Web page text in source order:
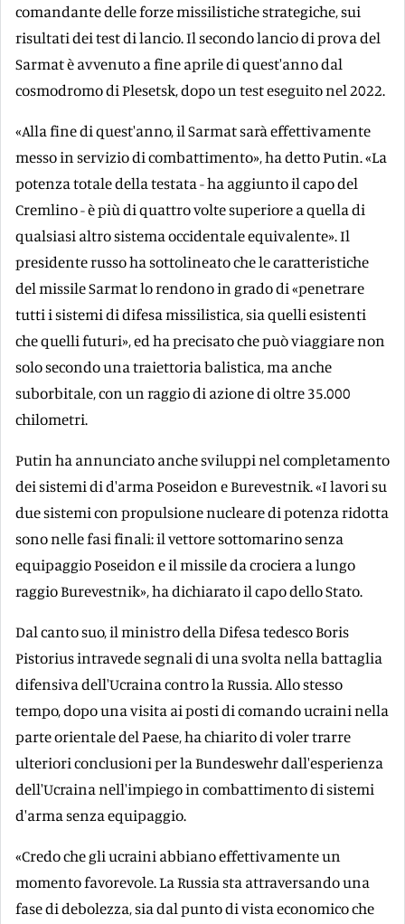
comandante delle forze missilistiche strategiche, sui
risultati dei test di lancio. Il secondo lancio di prova del
Sarmat è avvenuto a fine aprile di quest'anno dal
cosmodromo di Plesetsk, dopo un test eseguito nel 2022.
«Alla fine di quest'anno, il Sarmat sarà effettivamente
messo in servizio di combattimento», ha detto Putin. «La
potenza totale della testata - ha aggiunto il capo del
Cremlino - è più di quattro volte superiore a quella di
qualsiasi altro sistema occidentale equivalente». Il
presidente russo ha sottolineato che le caratteristiche
del missile Sarmat lo rendono in grado di «penetrare
tutti i sistemi di difesa missilistica, sia quelli esistenti
che quelli futuri», ed ha precisato che può viaggiare non
solo secondo una traiettoria balistica, ma anche
suborbitale, con un raggio di azione di oltre 35.000
chilometri.
Putin ha annunciato anche sviluppi nel completamento
dei sistemi di d'arma Poseidon e Burevestnik. «I lavori su
due sistemi con propulsione nucleare di potenza ridotta
sono nelle fasi finali: il vettore sottomarino senza
equipaggio Poseidon e il missile da crociera a lungo
raggio Burevestnik», ha dichiarato il capo dello Stato.
Dal canto suo, il ministro della Difesa tedesco Boris
Pistorius intravede segnali di una svolta nella battaglia
difensiva dell'Ucraina contro la Russia. Allo stesso
tempo, dopo una visita ai posti di comando ucraini nella
parte orientale del Paese, ha chiarito di voler trarre
ulteriori conclusioni per la Bundeswehr dall'esperienza
dell'Ucraina nell'impiego in combattimento di sistemi
d'arma senza equipaggio.
«Credo che gli ucraini abbiano effettivamente un
momento favorevole. La Russia sta attraversando una
fase di debolezza, sia dal punto di vista economico che